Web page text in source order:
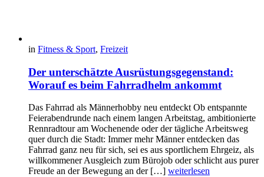
in Fitness & Sport, Freizeit
Der unterschätzte Ausrüstungsgegenstand:
Worauf es beim Fahrradhelm ankommt
Das Fahrrad als Männerhobby neu entdeckt Ob entspannte
Feierabendrunde nach einem langen Arbeitstag, ambitionierte
Rennradtour am Wochenende oder der tägliche Arbeitsweg
quer durch die Stadt: Immer mehr Männer entdecken das
Fahrrad ganz neu für sich, sei es aus sportlichem Ehrgeiz, als
willkommener Ausgleich zum Bürojob oder schlicht aus purer
Freude an der Bewegung an der […] weiterlesen